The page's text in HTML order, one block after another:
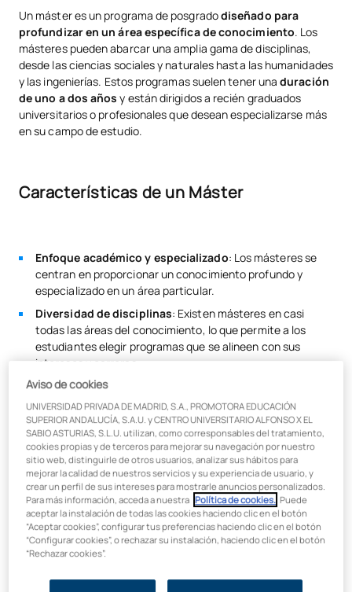
MBA vs. Máster en Administración: Entendiendo las diferencias
¿Cuándo estudiar un MBA y cuándo un Máster?
¿Qué especialidad tiene más salidas laborales?
Un máster es un programa de posgradodiseñado para
profundizar en un área específica de conocimiento. Los
másteres pueden abarcar una amplia gama de disciplinas,
desde las ciencias sociales y naturales hasta las humanidades
y las ingenierías. Estos programas suelen tener unaduración
de uno a dos años y están dirigidos a recién graduados
universitarios o profesionales que desean especializarse más
en su campo de estudio.
Características de un Máster
Enfoque académico y especializado: Los másteres se
centran en proporcionar un conocimiento profundo y
especializado en un área particular.
Diversidad de disciplinas: Existen másteres en casi
todas las áreas del conocimiento, lo que permite a los
estudiantes elegir programas que se alineen con sus
intereses y carreras.
Investigación y proyectos
componentes de investigación, proyectos prácticos o una
tesis que permiten aplicar el conocimiento teórico a
situaciones reales.
Duración variable: Generalmente, los programas de
máster tienen una duración de uno a dos años, aunque
esto puede variar dependiendo del país y la institución.
¿Qué es un MBA?
Aviso de cookies
UNIVERSIDAD PRIVADA DE MADRID, S.A., PROMOTORA EDUCACIÓN
SUPERIOR ANDALUCÍA, S.A.U. y CENTRO UNIVERSITARIO ALFONSO X EL
SABIO ASTURIAS, S.L.U. utilizan, como corresponsables del tratamiento,
cookies propias y de terceros para mejorar su navegación por nuestro
sitio web, distinguirle de otros usuarios, analizar sus hábitos para
mejorar la calidad de nuestros servicios y su experiencia de usuario, y
crear un perfil de sus intereses para mostrarle anuncios personalizados.
Para más información, acceda a nuestra Política de cookies. . Puede
aceptar la instalación de todas las cookies haciendo clic en el botón
“Aceptar cookies”, configurar tus preferencias haciendo clic en el botón
“Configurar cookies”, o rechazar su instalación, haciendo clic en el botón
“Rechazar cookies”.